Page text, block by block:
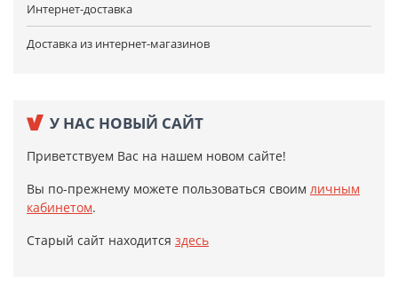
Интернет-доставка
Доставка из интернет-магазинов
У НАС НОВЫЙ САЙТ
Приветствуем Вас на нашем новом сайте!
Вы по-прежнему можете пользоваться своим личным
кабинетом.
Старый сайт находится здесь